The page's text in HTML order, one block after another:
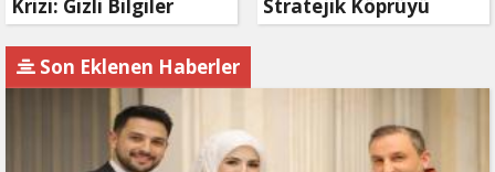
Krizi: Gizli Bilgiler
Gözaltında
Stratejik Köprüyü
Son Eklenen Haberler